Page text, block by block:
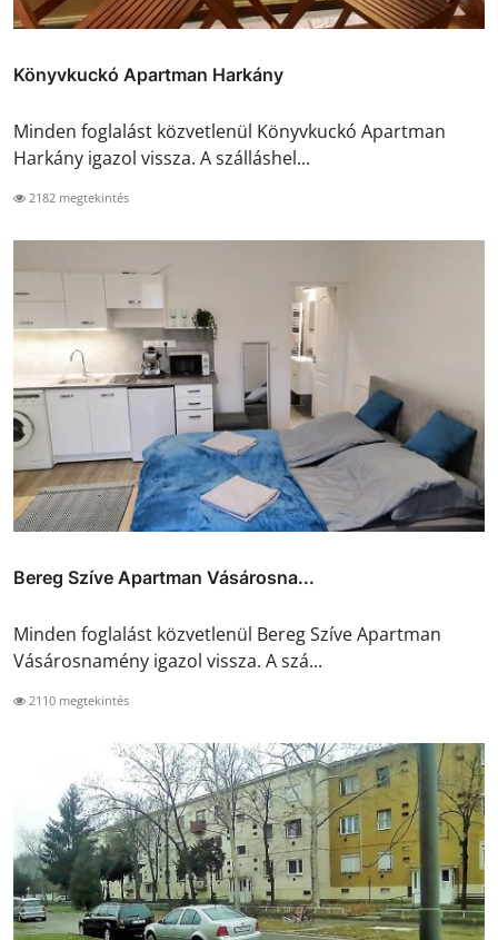
Könyvkuckó Apartman Harkány
Minden foglalást közvetlenül Könyvkuckó Apartman
Harkány igazol vissza. A szálláshel...
2182 megtekintés
Bereg Szíve Apartman Vásárosna...
Minden foglalást közvetlenül Bereg Szíve Apartman
Vásárosnamény igazol vissza. A szá...
2110 megtekintés